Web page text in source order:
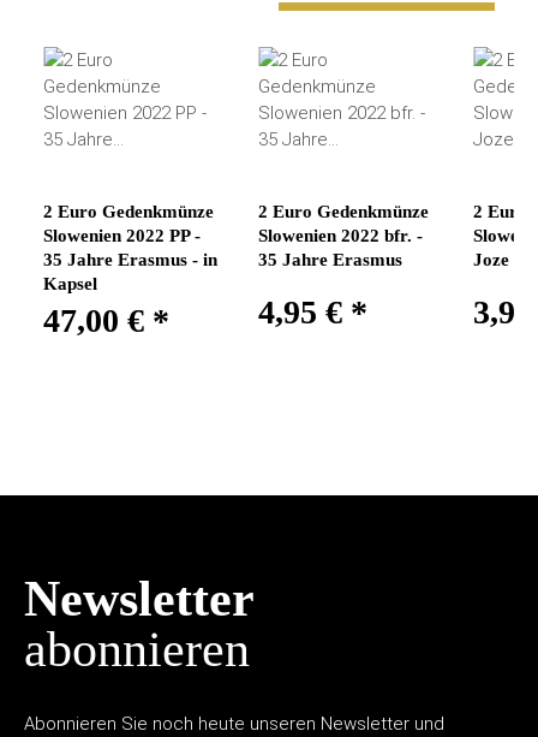
2 Euro Gedenkmünze
Slowenien 2022 PP -
35 Jahre Erasmus - in
Kapsel
47,00 € *
2 Euro Gedenkmünze
Slowenien 2022 bfr. -
35 Jahre Erasmus
4,95 € *
2 Euro
Joze
Newsletter
abonnieren
Abonnieren Sie noch heute unseren Newsletter und